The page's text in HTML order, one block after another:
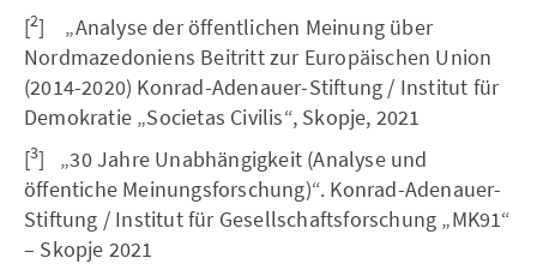
[2] „Analyse der öffentlichen Meinung über
Nordmazedoniens Beitritt zur Europäischen Union
(2014-2020) Konrad-Adenauer-Stiftung / Institut für
Demokratie „Societas Civilis“, Skopje, 2021
[3] „30 Jahre Unabhängigkeit (Analyse und
öffentiche Meinungsforschung)“. Konrad-Adenauer-
Stiftung / Institut für Gesellschaftsforschung „MK91“
– Skopje 2021